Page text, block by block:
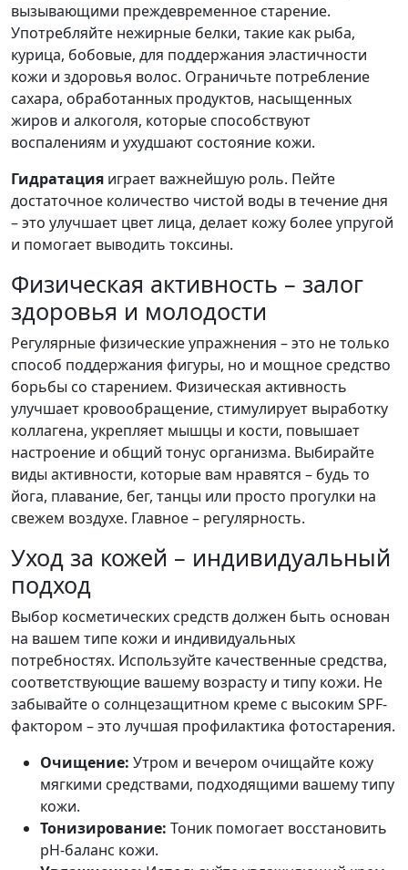
вызывающими преждевременное старение.
Употребляйте нежирные белки, такие как рыба,
курица, бобовые, для поддержания эластичности
кожи и здоровья волос. Ограничьте потребление
сахара, обработанных продуктов, насыщенных
жиров и алкоголя, которые способствуют
воспалениям и ухудшают состояние кожи.
Гидратация играет важнейшую роль. Пейте
достаточное количество чистой воды в течение дня
– это улучшает цвет лица, делает кожу более упругой
и помогает выводить токсины.
Физическая активность – залог
здоровья и молодости
Регулярные физические упражнения – это не только
способ поддержания фигуры, но и мощное средство
борьбы со старением. Физическая активность
улучшает кровообращение, стимулирует выработку
коллагена, укрепляет мышцы и кости, повышает
настроение и общий тонус организма. Выбирайте
виды активности, которые вам нравятся – будь то
йога, плавание, бег, танцы или просто прогулки на
свежем воздухе. Главное – регулярность.
Уход за кожей – индивидуальный
подход
Выбор косметических средств должен быть основан
на вашем типе кожи и индивидуальных
потребностях. Используйте качественные средства,
соответствующие вашему возрасту и типу кожи. Не
забывайте о солнцезащитном креме с высоким SPF-
фактором – это лучшая профилактика фотостарения.
Очищение: Утром и вечером очищайте кожу
мягкими средствами, подходящими вашему типу
кожи.
Тонизирование: Тоник помогает восстановить
pH-баланс кожи.